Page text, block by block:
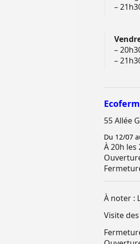
–
–
–
55 Allée
Du 12/07
À 20h les
À noter :
Visite